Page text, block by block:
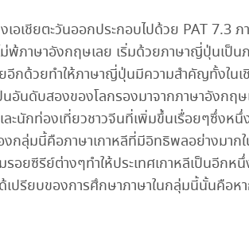
เชียตะวันออกประกอบไปด้วย PAT 7.3
ภาษาอังกฤษเลย เริ่มด้วยภาษาญี่ปุ่นเป็
กด้วยทำให้ภาษาญี่ปุ่นมีความสำคัญทั้งใน
อันดับสองของโลกรองมาจากภาษาอังกฤ
ละนักท่องเที่ยวชาวจีนที่เพิ่มขึ้นเรื่อยๆซึ่งห
งกลุ่มนี้คือภาษาเกาหลีที่มีอิทธิพลอย่างมา
รอยซีรีย์ต่างๆทำให้ประเทศเกาหลีเป็นอี
ปรียบของการศึกษาภาษาในกลุ่มนี้นั้นคือห